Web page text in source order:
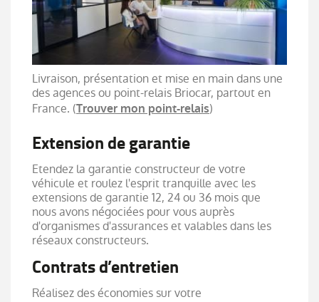
Livraison, présentation et mise en main dans une
des agences ou point-relais Briocar, partout en
France. (Trouver mon point-relais)
Extension de garantie
Etendez la garantie constructeur de votre
véhicule et roulez l'esprit tranquille avec les
extensions de garantie 12, 24 ou 36 mois que
nous avons négociées pour vous auprès
d'organismes d'assurances et valables dans les
réseaux constructeurs.
Contrats d’entretien
Réalisez des économies sur votre